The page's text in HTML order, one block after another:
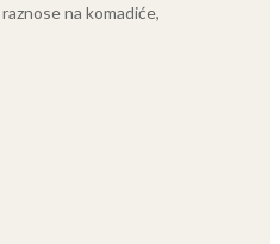
na komadiće,